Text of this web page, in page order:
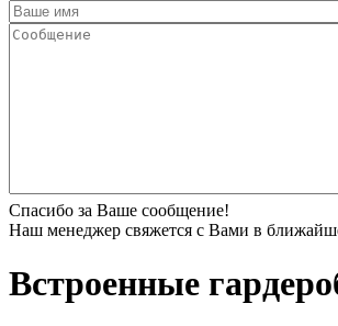
Спасибо за Ваше сообщение!
Наш менеджер свяжется с Вами в
Встроенные